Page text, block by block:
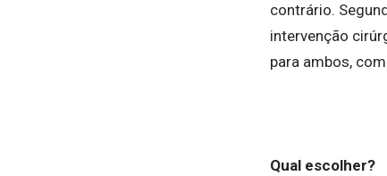
contrário.
intervenção
para ambos,
Qual escolher?